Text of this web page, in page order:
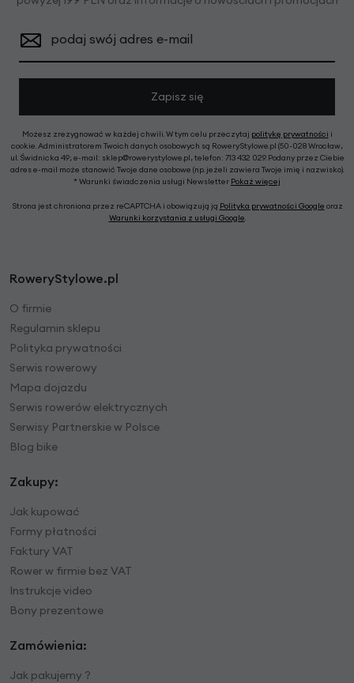
podaj swój adres e-mail
Zapisz się
Możesz zrezygnować w każdej chwili. W tym celu przeczytaj politykę prywatności i
cookie. Administratorem Twoich danych osobowych są RoweryStylowe.pl (50-028 Wrocław,
ul. Świdnicka 49; e-mail: sklep@rowerystylowe.pl, telefon: 713 432 029. Podany przez Ciebie
adres e-mail może stanowić Twoje dane osobowe (np. jeżeli zawiera Twoje imię i nazwisko).
* Warunki świadczenia usługi Newsletter Pokaż więcej
Strona jest chroniona przez reCAPTCHA i obowiązują ją Polityka prywatności Google oraz
Warunki korzystania z usługi Google.
RoweryStylowe.pl
O firmie
Regulamin sklepu
Polityka prywatności
Serwis rowerowy
Mapa dojazdu
Serwis rowerów elektrycznych
Serwisy Partnerskie w Polsce
Blog bike
Zakupy:
Jak kupować
Formy płatności
Faktury VAT
Rower w firmie bez VAT
Instrukcje video
Bony prezentowe
Zamówienia:
Jak pakujemy ?